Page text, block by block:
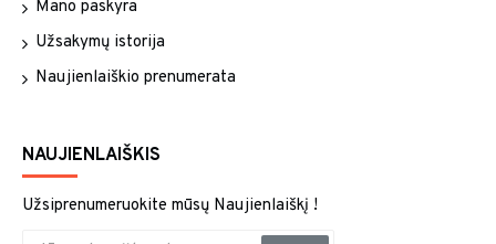
Mano paskyra
Užsakymų istorija
Naujienlaiškio prenumerata
NAUJIENLAIŠKIS
Užsiprenumeruokite mūsų Naujienlaiškį !